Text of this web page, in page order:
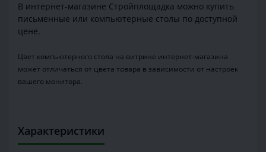
В интернет-магазине Стройплощадка можно купить
письменные или компьютерные столы по доступной
цене.
Цвет компьютерного стола на витрине интернет-магазина
может отличаться от цвета товара в зависимости от настроек
вашего монитора.
Характеристики